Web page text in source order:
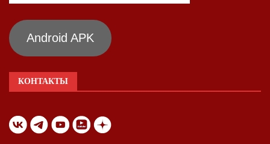
Android APK
КОНТАКТЫ